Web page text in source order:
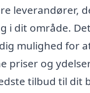
leverandører,
i dit område.
mulighed for
priser og
tilbud til dit